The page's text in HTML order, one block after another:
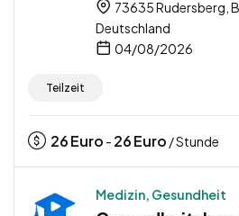
73635 Rudersberg,
Deutschland
04/08/2026
Teilzeit
26Euro - 26Euro / Stunde
Medizin, Gesundheit